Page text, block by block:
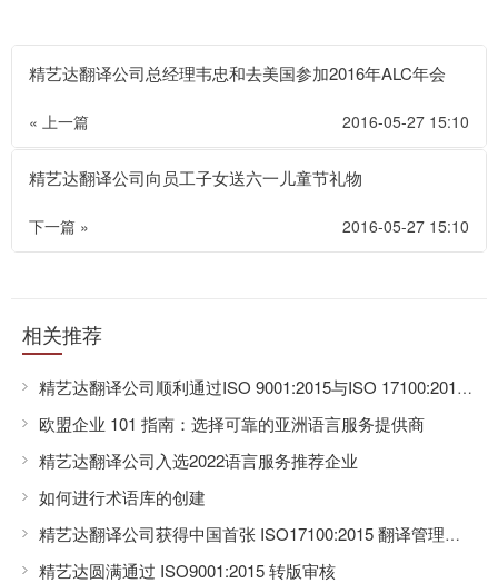
精艺达翻译公司总经理韦忠和去美国参加2016年ALC年会
« 上一篇 2016-05-27 15:10
精艺达翻译公司向员工子女送六一儿童节礼物
下一篇 » 2016-05-27 15:10
相关推荐
精艺达翻译公司顺利通过ISO 9001:2015与ISO 17100:2015换证审核
欧盟企业 101 指南：选择可靠的亚洲语言服务提供商
精艺达翻译公司入选2022语言服务推荐企业
如何进行术语库的创建
精艺达翻译公司获得中国首张 ISO17100:2015 翻译管理体系认证证书
精艺达圆满通过 ISO9001:2015 转版审核